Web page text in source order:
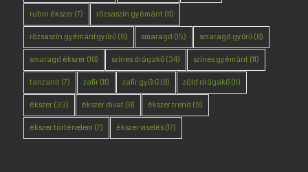
rubin ékszer(7) rózsaszín gyémánt (11)
rózsaszín gyémántgyűrű(9) smaragd (15) smaragd gyűrű(8)
smaragd ékszer(18) színes drágakő(34) színes gyémánt (11)
tanzanit (7) zafír(11) zafír gyűrű(8) zöld drágakő(11)
ékszer(33) ékszer divat (8) ékszer trend (9)
ékszer történelem (7) ékszer viselés(17)